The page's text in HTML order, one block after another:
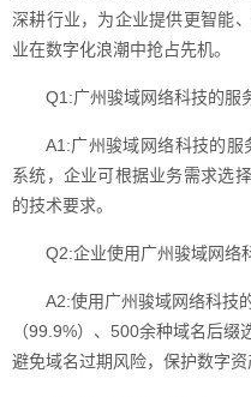
深耕行业，为企业提供更智能
业在数字化浪潮中抢占先机。
Q1:广州骏域网络科技的服
A1:广州骏域网络科技的服
系统，企业可根据业务需求选
的技术要求。
Q2:企业使用广州骏域网络
A2:使用广州骏域网络科技
（99.9%）、500余种域名后
避免域名过期风险，保护数字资